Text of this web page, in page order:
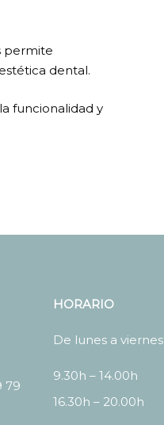
permite
dental.
funcionalidad y
79
HORARIO
De lunes a viernes
9.30h – 14.00h
16.30h – 20.00h